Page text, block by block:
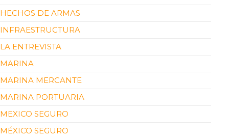
HECHOS DE ARMAS
INFRAESTRUCTURA
LA ENTREVISTA
MARINA
MARINA MERCANTE
MARINA PORTUARIA
MEXICO SEGURO
MÉXICO SEGURO